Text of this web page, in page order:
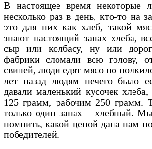
В настоящее время некоторые
несколько раз в день, кто-то на
это для них как хлеб, такой
знают настоящий запах хлеба,
сыр или колбасу, ну или
фабрики сломали всю голову,
свиней, люди едят мясо по
лет назад людям нечего было
давали маленький кусочек
125 грамм, рабочим 250 грамм.
только один запах – хлебный.
помнить, какой ценой дана нам
победителей.